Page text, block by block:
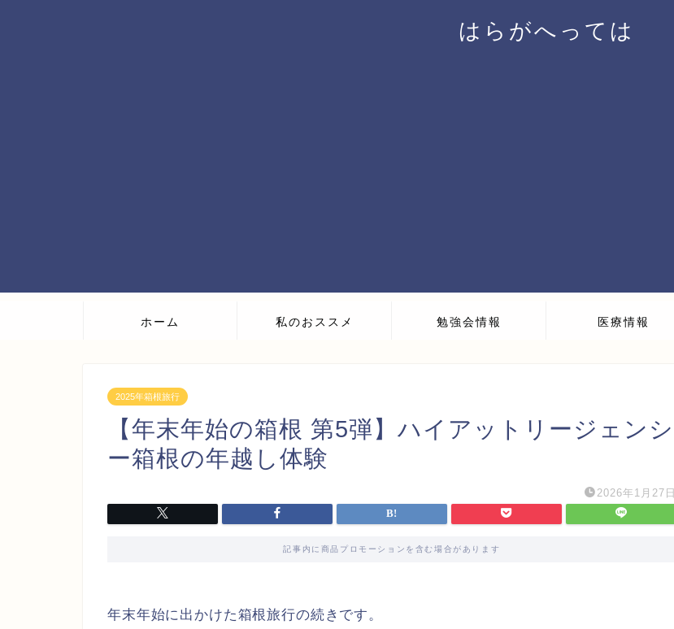
はらがへっては
ホーム 私のおススメ 勉強会情報 医療情報
2025年箱根旅行
【年末年始の箱根 第5弾】ハイアットリージェンシ
ー箱根の年越し体験
2026年1月27日
記事内に商品プロモーションを含む場合があります
年末年始に出かけた箱根旅行の続きです。